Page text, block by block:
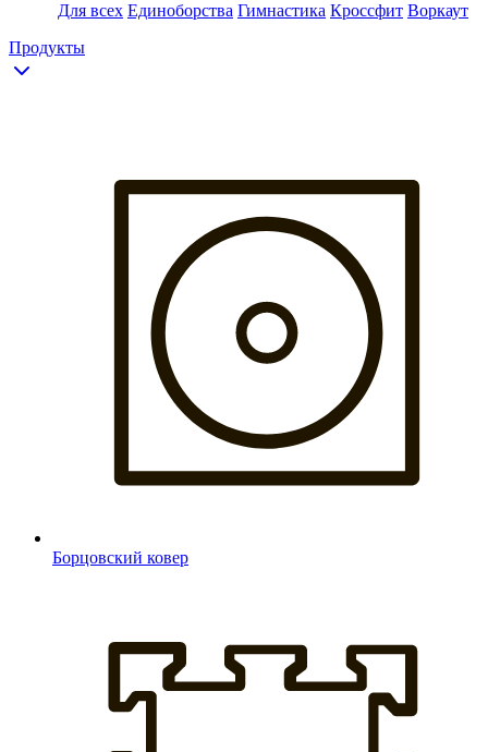
Для всех Единоборства Гимнастика Кроссфит Воркаут
Продукты
Борцовский ковер